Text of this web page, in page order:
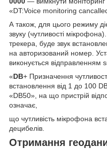
«DT:Voice monitoring
А також, для цього режиму
звуку (чутливості
трекера, буде звук
на авторизований номер.
виконується відправленням
«DB+ Призначення
встановлення від 1 до 100
«DB50», на що пристрій
означає,
що чутливість мікрофона
децибелів.
Отримання